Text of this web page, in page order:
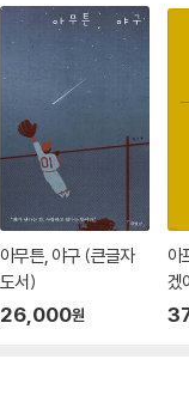
아무튼, 야구 (큰글자
도서)
26,000원
아
겠